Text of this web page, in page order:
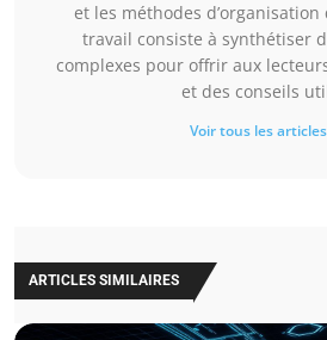
et les méthodes
travail consiste à synthétiser
complexes pour offrir aux
et des conseils
Voir tous les
ARTICLES SIMILAIRES